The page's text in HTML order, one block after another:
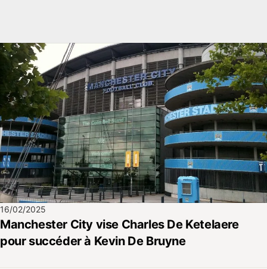
16/02/2025
Manchester City vise Charles De Ketelaere
pour succéder à Kevin De Bruyne